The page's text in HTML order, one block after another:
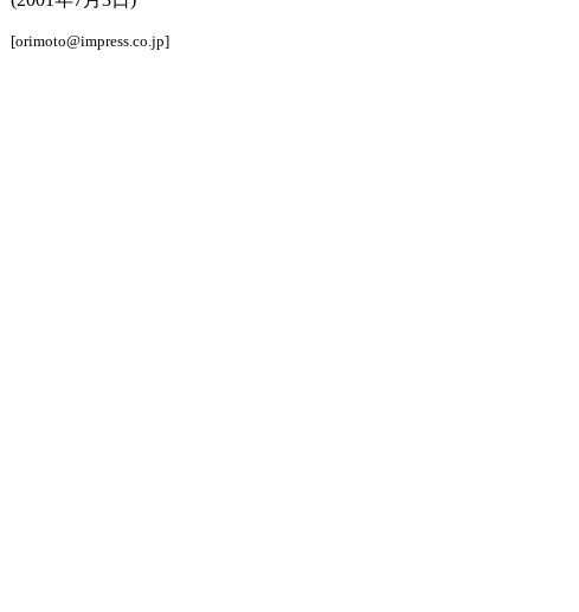
[orimoto@impress.co.jp]